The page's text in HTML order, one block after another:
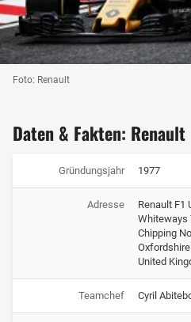
Foto: Renault
Daten & Fakten: Renault
Gründungsjahr 1977
Adresse
Renault F1
Whiteways
Chipping
Oxfordshire
United
Teamchef Cyril